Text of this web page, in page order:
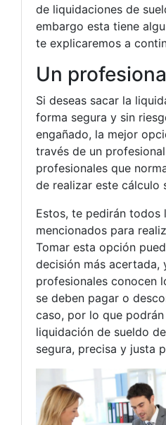
de liquidaciones de
embargo esta tiene
te explicaremos a
Un
Si deseas sacar la
forma segura y sin
engañado, la mejor
través de un
profesionales que
de realizar este cálculo
Estos, te pedirán todos
mencionados para
Tomar esta opción
decisión más acertada,
profesionales conocen
se deben pagar o
caso, por lo que
liquidación de sueldo
segura, precisa y justa